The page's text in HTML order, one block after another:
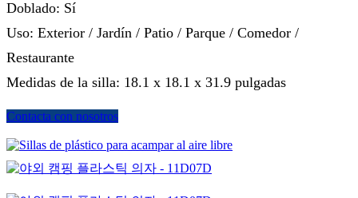
Doblado: Sí
Uso: Exterior / Jardín / Patio / Parque / Comedor /
Restaurante
Medidas de la silla: 18.1 x 18.1 x 31.9 pulgadas
Contacta con nosotros